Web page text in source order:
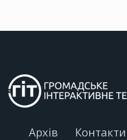
Архів Контакти